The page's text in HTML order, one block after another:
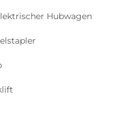
Hubwagen